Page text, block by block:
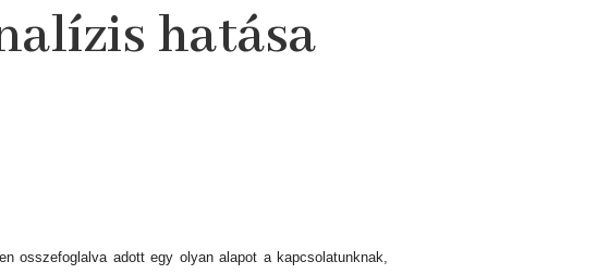
hatása
osszefoglalva adott egy olyan alapot a kapcsolatunknak,